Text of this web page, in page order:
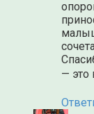
— это